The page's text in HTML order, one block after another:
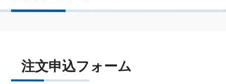
注文申込フォーム